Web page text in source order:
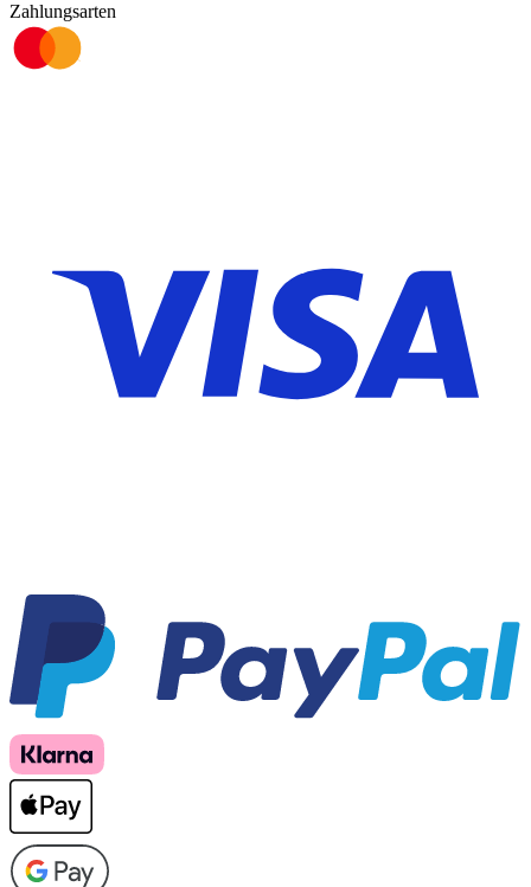
Zahlungsarten